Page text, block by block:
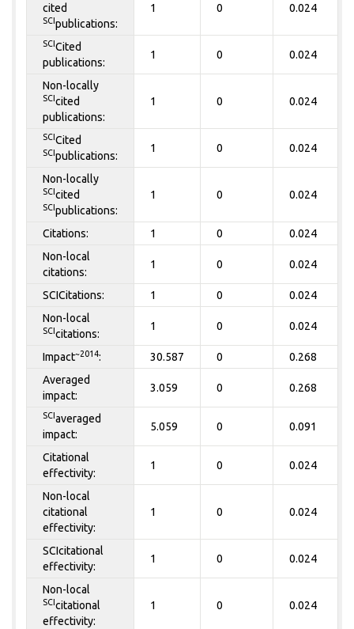
cited
SCIpublications:
1 0 0.024
SCICited
publications:
1 0 0.024
Non-locally
SCIcited
publications:
1 0 0.024
SCICited
SCIpublications:
1 0 0.024
Non-locally
SCIcited
SCIpublications:
1 0 0.024
Citations: 1 0 0.024
Non-local
citations:
1 0 0.024
SCICitations: 1 0 0.024
Non-local
SCIcitations:
1 0 0.024
Impact~2014: 30.587 0 0.268
Averaged
impact:
3.059 0 0.268
SCIaveraged
impact:
5.059 0 0.091
Citational
effectivity:
1 0 0.024
Non-local
citational
effectivity:
1 0 0.024
SCIcitational
effectivity:
1 0 0.024
Non-local
SCIcitational
effectivity:
1 0 0.024